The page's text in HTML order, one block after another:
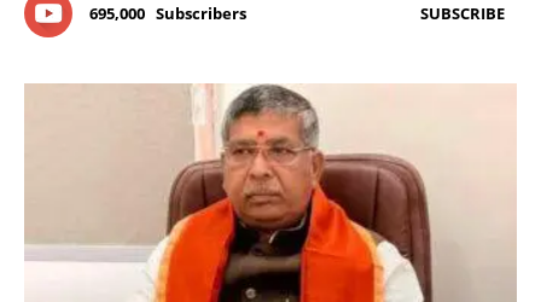
695,000 Subscribers SUBSCRIBE